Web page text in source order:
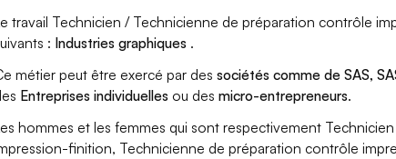
travail Technicien / Technicienne de préparation contrôle
: Industries graphiques .
métier peut être exercé par dessociétés comme de SAS,
Entreprises individuelles ou desmicro-entrepreneurs.
hommes et les femmes qui sont respectivement
finition, Technicienne de préparation contrôle